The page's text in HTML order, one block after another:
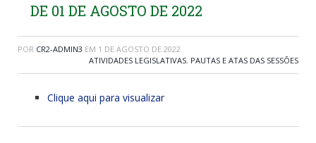
DE 01 DE AGOSTO DE 2022
POR CR2-ADMIN3 EM 1 DE AGOSTO DE 2022
ATIVIDADES LEGISLATIVAS, PAUTAS E ATAS DAS SESSÕES
Clique aqui para visualizar